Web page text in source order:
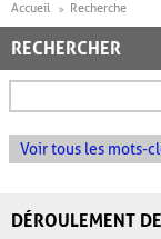
Accueil Recherche
RECHERCHER
Voir tous les mots-
DÉROULEMENT